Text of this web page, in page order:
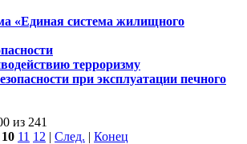
«Единая система жилищного
терроризму
при эксплуатации печного
из 241
10 11 12 | След. | Конец